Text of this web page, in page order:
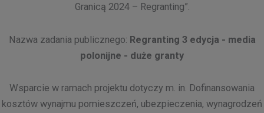
Granicą 2024 – Regranting”.
Nazwa zadania publicznego: Regranting 3 edycja - media
polonijne - duże granty
Wsparcie w ramach projektu dotyczy m. in. Dofinansowania
kosztów wynajmu pomieszczeń, ubezpieczenia, wynagrodzeń